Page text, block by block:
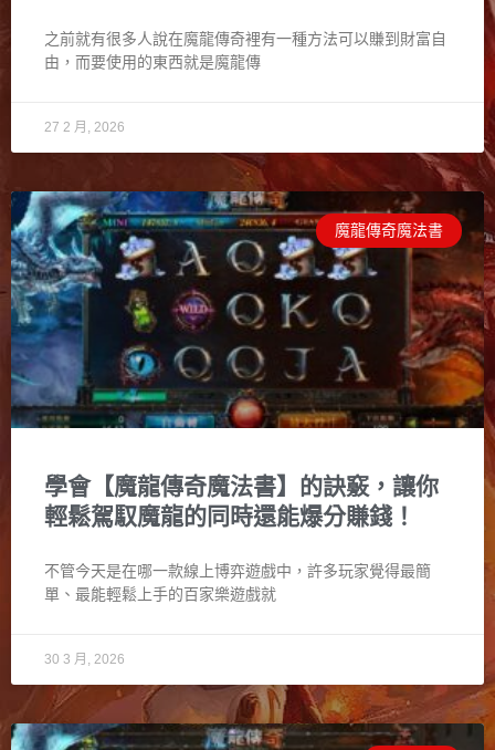
之前就有很多人說在魔龍傳奇裡有一種方法可以賺到財富自
由，而要使用的東西就是魔龍傳
27 2 月, 2026
魔龍傳奇魔法書
學會【魔龍傳奇魔法書】的訣竅，讓你
輕鬆駕馭魔龍的同時還能爆分賺錢！
不管今天是在哪一款線上博弈遊戲中，許多玩家覺得最簡
單、最能輕鬆上手的百家樂遊戲就
30 3 月, 2026